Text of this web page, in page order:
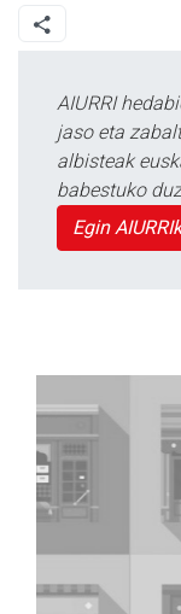
AIURRI
jaso eta
albisteak
babestuko
Egin